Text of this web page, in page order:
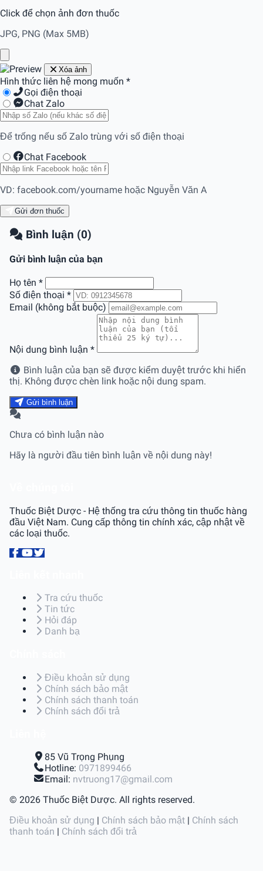
Click để chọn ảnh đơn thuốc
JPG, PNG (Max 5MB)
Xóa ảnh
Hình thức liên hệ mong muốn *
Gọi điện thoại
Chat Zalo
Để trống nếu số Zalo trùng với số điện thoại
Chat Facebook
VD: facebook.com/yourname hoặc Nguyễn Văn A
Gửi đơn thuốc
Bình luận (0)
Gửi bình luận của bạn
Họ tên *
Số điện thoại *
Email (không bắt buộc)
Nội dung bình luận *
Bình luận của bạn sẽ được kiểm duyệt trước khi hiển
thị. Không được chèn link hoặc nội dung spam.
Gửi bình luận
Chưa có bình luận nào
Hãy là người đầu tiên bình luận về nội dung này!
Thuốc Biệt Dược - Hệ thống tra cứu thông tin thuốc hàng
đầu Việt Nam. Cung cấp thông tin chính xác, cập nhật về
các loại thuốc.
Tra cứu thuốc
Tin tức
Hỏi đáp
Danh bạ
Điều khoản sử dụng
Chính sách bảo mật
Chính sách thanh toán
Chính sách đổi trả
85 Vũ Trọng Phụng
Hotline: 0971899466
Email: nvtruong17@gmail.com
© 2026 Thuốc Biệt Dược. All rights reserved.
Điều khoản sử dụng | Chính sách bảo mật | Chính sách
thanh toán | Chính sách đổi trả